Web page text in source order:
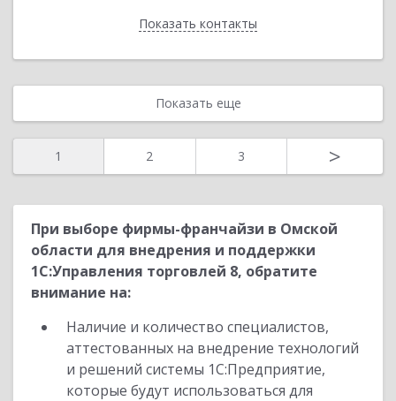
Показать контакты
Назад
Показать еще
1 2 3 >
При выборе фирмы-франчайзи в Омской
области для внедрения и поддержки
1С:Управления торговлей 8, обратите
внимание на:
Наличие и количество специалистов,
аттестованных на внедрение технологий
и решений системы 1С:Предприятие,
которые будут использоваться для